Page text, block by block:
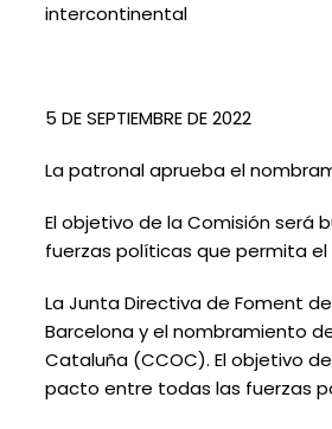
intercontinental
5 DE SEPTIEMBRE DE 2022
La patronal aprueba el
El objetivo de la Comisión será
fuerzas políticas que permita
La Junta Directiva de Foment
Barcelona y el nombramiento
Cataluña (CCOC). El objetivo
pacto entre todas las fuerzas